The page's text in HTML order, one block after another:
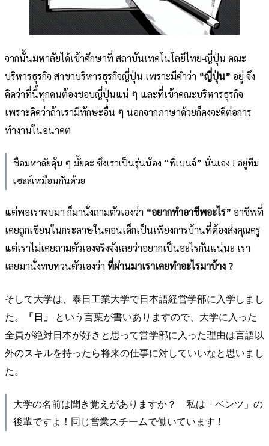
จากนั้นมหาลัยได้เข้าศึกษาที่ สถาบันเทคโนโลยีไทย-ญี่ปุ่น คณะ
บริหารธุรกิจ สาขาบริหารธุรกิจญี่ปุ่น เพราะมีคำว่า “ญี่ปุ่น” อยู่ จึง
คิดว่าที่นี้ทุกคนต้องชอบญี่ปุ่นแน่ ๆ และที่เข้าคณะบริหารธุรกิจ
เพราะคิดว่าถ้าเรามีทักษะอื่น ๆ นอกจากภาษาด้วยก็คงจะดีต่อการ
ทำงานในอนาคต
ชื่อมหาลัยคุ้น ๆ มั้ยคะ ซึ่งเราเป็นรุ่นน้อง “พี่เบนจ์” นั่นเอง ! อยู่ทีม
เซลล์เหมือนกันด้วย
แต่พอเราจบมา ก็มานั่งถามตัวเองว่า “อยากทำอาชีพอะไร” อาชีพที่
เคยถูกเขียนในกระดาษในตอนเด็กเป็นเพียงการบ้านที่ต้องส่งคุณครู
แต่เราไม่เคยถามตัวเองจริงจังเลยว่าอยากเป็นอะไรกันแน่นะ เรา
เลยมานั่งทบทวนตัวเองว่า ที่ผ่านมาเราเคยทำอะไรมาบ้าง ?
そして大学は、泰日工業大学で日本語経営学部に入学しまし
た。
「日」
という言葉が書いありますので、大学に入った
全員が絶対日本が好きと思って営学部に入った理由は言語以
外のスキルを持ったら将来の仕事に対していいなと思いまし
た。
大学の名前は聞き覚えがありますか？ 私は「ベンツ」の
後輩ですよ！同じ営業スチームで働いています！